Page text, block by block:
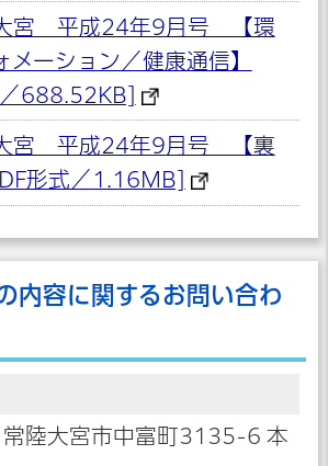
宮 平成24年9月号 【環
メーション／健康通信】
688.52KB]
宮 平成24年9月号 【裏
形式／1.16MB]
内容に関するお問い合わ
陸大宮市中富町3135-6 本